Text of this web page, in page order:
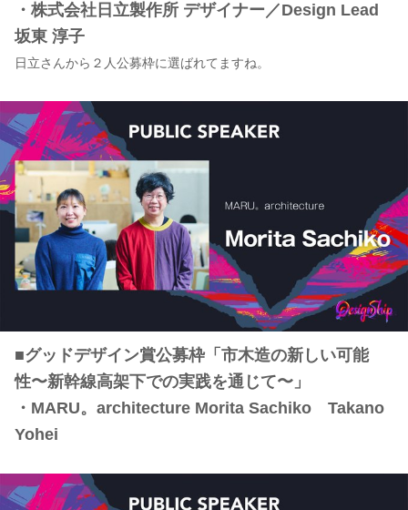
・株式会社日立製作所 デザイナー／Design Lead
坂東 淳子
日立さんから２人公募枠に選ばれてますね。
■グッドデザイン賞公募枠「市木造の新しい可能
性〜新幹線高架下での実践を通じて〜」
・MARU。architecture Morita Sachiko Takano
Yohei